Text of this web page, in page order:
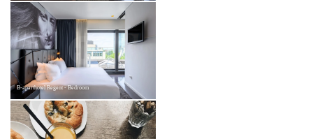
B-aparthotel Regent - Bedroom